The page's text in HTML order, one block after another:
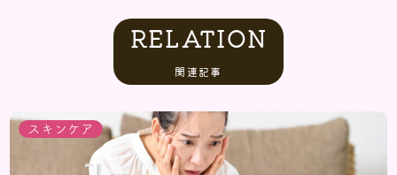
RELATION
関連記事
スキンケア